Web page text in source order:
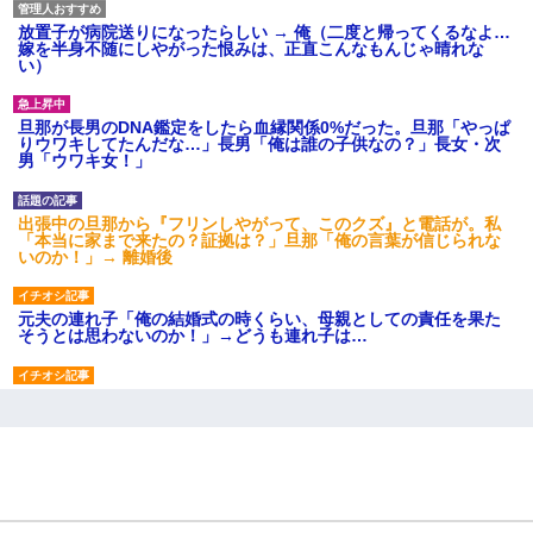
放置子が病院送りになったらしい → 俺（二度と帰ってくるなよ…
嫁を半身不随にしやがった恨みは、正直こんなもんじゃ晴れな
い）
旦那が長男のDNA鑑定をしたら血縁関係0%だった。旦那「やっぱ
りウワキしてたんだな…」長男「俺は誰の子供なの？」長女・次
男「ウワキ女！」
出張中の旦那から『フリンしやがって、このクズ』と電話が。私
「本当に家まで来たの？証拠は？」旦那「俺の言葉が信じられな
いのか！」→ 離婚後
元夫の連れ子「俺の結婚式の時くらい、母親としての責任を果た
そうとは思わないのか！」→どうも連れ子は…